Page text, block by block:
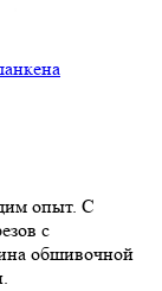
опыт. С
с
обшивочной